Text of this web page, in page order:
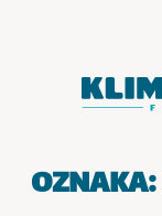
OZNAKA: